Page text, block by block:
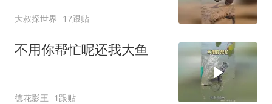
大叔探世界 17跟贴
不用你帮忙呢还我大鱼
德花影王 1跟贴